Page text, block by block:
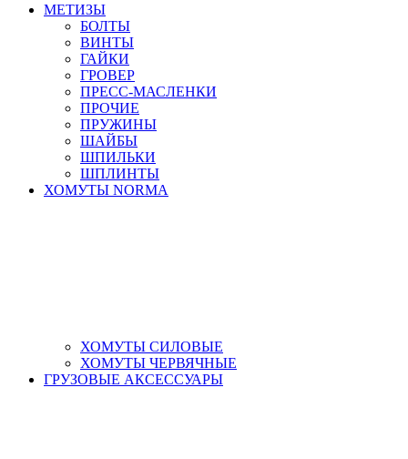
МЕТИЗЫ
БОЛТЫ
ВИНТЫ
ГАЙКИ
ГРОВЕР
ПРЕСС-МАСЛЕНКИ
ПРОЧИЕ
ПРУЖИНЫ
ШАЙБЫ
ШПИЛЬКИ
ШПЛИНТЫ
ХОМУТЫ NORMA
ХОМУТЫ СИЛОВЫЕ
ХОМУТЫ ЧЕРВЯЧНЫЕ
ГРУЗОВЫЕ АКСЕССУАРЫ